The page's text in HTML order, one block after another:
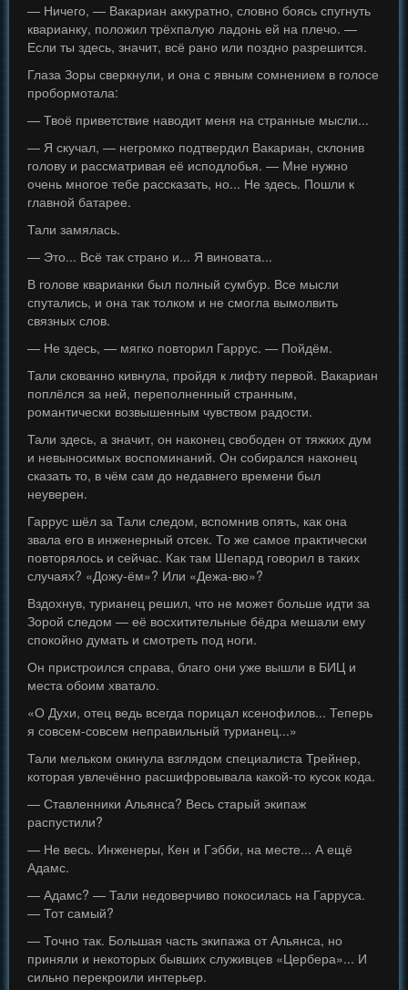
— Ничего, — Вакариан аккуратно, словно боясь спугнуть
кварианку, положил трёхпалую ладонь ей на плечо. —
Если ты здесь, значит, всё рано или поздно разрешится.
Глаза Зоры сверкнули, и она с явным сомнением в голосе
пробормотала:
— Твоё приветствие наводит меня на странные мысли...
— Я скучал, — негромко подтвердил Вакариан, склонив
голову и рассматривая её исподлобья. — Мне нужно
очень многое тебе рассказать, но... Не здесь. Пошли к
главной батарее.
Тали замялась.
— Это... Всё так страно и... Я виновата...
В голове кварианки был полный сумбур. Все мысли
спутались, и она так толком и не смогла вымолвить
связных слов.
— Не здесь, — мягко повторил Гаррус. — Пойдём.
Тали скованно кивнула, пройдя к лифту первой. Вакариан
поплёлся за ней, переполненный странным,
романтически возвышенным чувством радости.
Тали здесь, а значит, он наконец свободен от тяжких дум
и невыносимых воспоминаний. Он собирался наконец
сказать то, в чём сам до недавнего времени был
неуверен.
Гаррус шёл за Тали следом, вспомнив опять, как она
звала его в инженерный отсек. То же самое практически
повторялось и сейчас. Как там Шепард говорил в таких
случаях? «Дожу-ём»? Или «Дежа-вю»?
Вздохнув, турианец решил, что не может больше идти за
Зорой следом — её восхитительные бёдра мешали ему
спокойно думать и смотреть под ноги.
Он пристроился справа, благо они уже вышли в БИЦ и
места обоим хватало.
«О Духи, отец ведь всегда порицал ксенофилов... Теперь
я совсем-совсем неправильный турианец...»
Тали мельком окинула взглядом специалиста Трейнер,
которая увлечённо расшифровывала какой-то кусок кода.
— Ставленники Альянса? Весь старый экипаж
распустили?
— Не весь. Инженеры, Кен и Гэбби, на месте... А ещё
Адамс.
— Адамс? — Тали недоверчиво покосилась на Гарруса.
— Тот самый?
— Точно так. Большая часть экипажа от Альянса, но
приняли и некоторых бывших служивцев «Цербера»... И
сильно перекроили интерьер.